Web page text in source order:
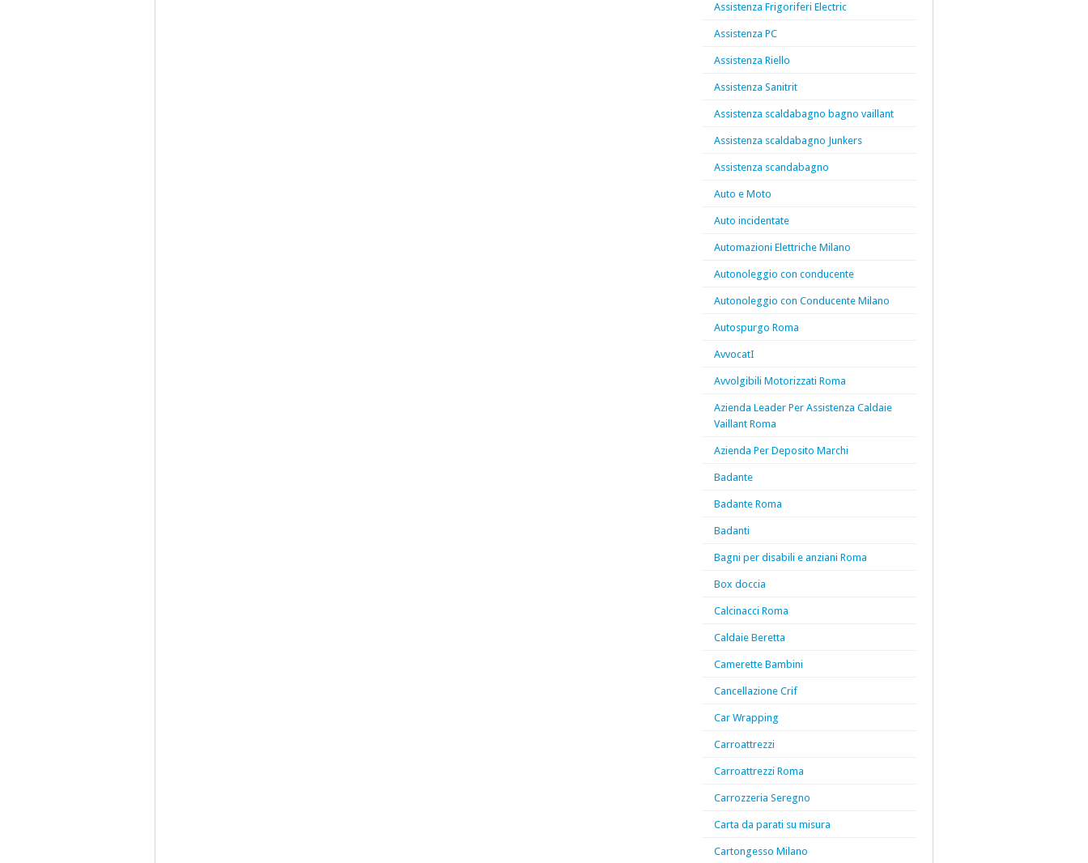
Assistenza Frigoriferi Electric
Assistenza PC
Assistenza Riello
Assistenza Sanitrit
Assistenza scaldabagno bagno vaillant
Assistenza scaldabagno Junkers
Assistenza scandabagno
Auto e Moto
Auto incidentate
Automazioni Elettriche Milano
Autonoleggio con conducente
Autonoleggio con Conducente Milano
Autospurgo Roma
AvvocatI
Avvolgibili Motorizzati Roma
Azienda Leader Per Assistenza Caldaie
Vaillant Roma
Azienda Per Deposito Marchi
Badante
Badante Roma
Badanti
Bagni per disabili e anziani Roma
Box doccia
Calcinacci Roma
Caldaie Beretta
Camerette Bambini
Cancellazione Crif
Car Wrapping
Carroattrezzi
Carroattrezzi Roma
Carrozzeria Seregno
Carta da parati su misura
Cartongesso Milano